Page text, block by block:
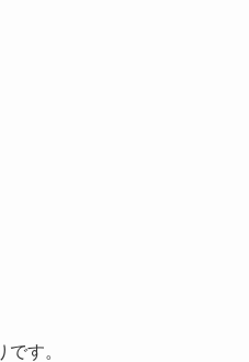
す。